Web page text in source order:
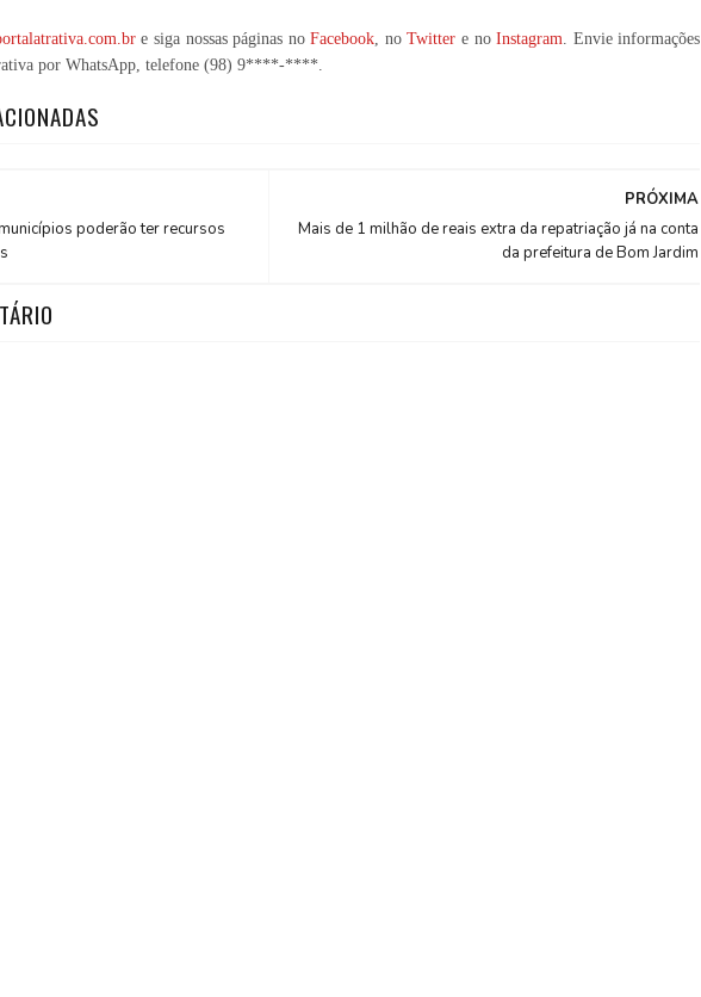
e siga nossas páginas noFacebook , noTwitter e noInstagram . Envie informações
por WhatsApp, telefone (98) 9****-****
PRÓXIMA
Mais de 1 milhão de reais extra da repatriação já na conta
da prefeitura de Bom Jardim
poderão ter recursos